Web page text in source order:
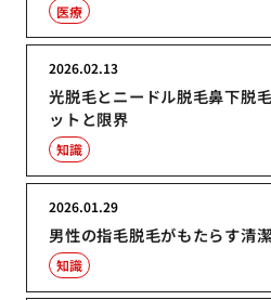
医療
光脱毛とニードル脱毛鼻下脱
ットと限界
2026.02.13
知識
男性の指毛脱毛がもたらす清
2026.01.29
知識